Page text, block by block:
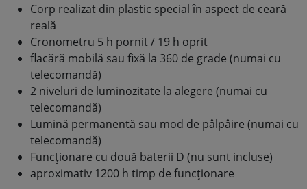
Corp realizat din plastic special în aspect de ceară
reală
Cronometru 5 h pornit / 19 h oprit
flacără mobilă sau fixă la 360 de grade (numai cu
telecomandă)
2 niveluri de luminozitate la alegere (numai cu
telecomandă)
Lumină permanentă sau mod de pâlpâire (numai cu
telecomandă)
Funcționare cu două baterii D (nu sunt incluse)
aproximativ 1200 h timp de funcționare